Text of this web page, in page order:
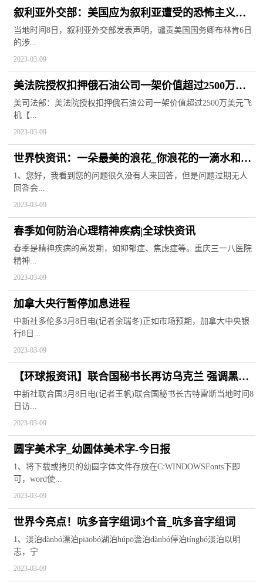
叙利亚外交部：美国应为叙利亚遭受的恐怖主义战
争负责
当地时间8日，叙利亚外交部发表声明，谴责美国国务卿布林肯6日
的涉...
2023-03-09
美法院授权扣押俄石油公司一架价值超过2500万美
元飞机
美司法部：美法院授权扣押俄石油公司一架价值超过2500万美元飞
机【...
2023-03-09
世界快资讯：一朵最美的浪花_你浪花的一滴水和最
耀眼的花
1、您好，我看到您的问题很久没有人来回答，但是问题过期无人
回答会...
2023-03-09
春季如何防治心理精神疾病|全球快资讯
春季是精神疾病的高发期，如抑郁症、焦虑症等。重庆三一八医院
精神...
2023-03-09
加拿大央行暂停加息进程
中新社多伦多3月8日电(记者余瑞冬)正如市场预期，加拿大中央银
行8日...
2023-03-09
【环球报资讯】联合国秘书长再访乌克兰 强调黑海
粮食倡议需继续延期
中新社联合国3月8日电(记者王帆)联合国秘书长古特雷斯当地时间8
日访...
2023-03-09
圆字美术字_幼圆体美术字-今日报
1、将下载或拷贝的幼圆字体文件存放在C:WINDOWSFonts下即
可，word使...
2023-03-09
世界今亮点！吭多音字组词3个音_吭多音字组词
1、淡泊dànbó漂泊piāobó湖泊húpō澹泊dànbó停泊tíngbó淡泊以明
志，宁
2023-03-09